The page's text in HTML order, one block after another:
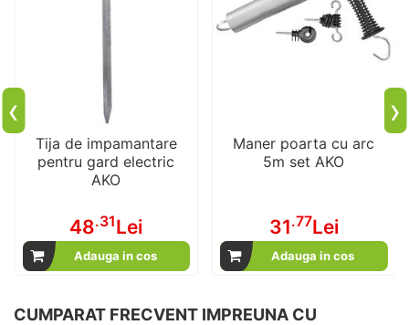
Tija de impamantare
pentru gard electric
AKO
48.31Lei
Adauga in cos
Maner poarta cu arc
5m set AKO
31.77Lei
Adauga in cos
‹ ›
CUMPARAT FRECVENT IMPREUNA CU